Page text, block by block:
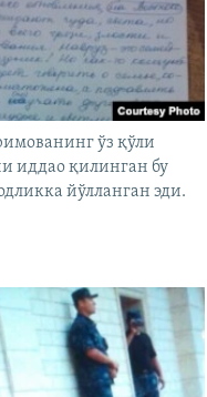
ўз қўли
иддао қилинган бу
йўлланган эди.